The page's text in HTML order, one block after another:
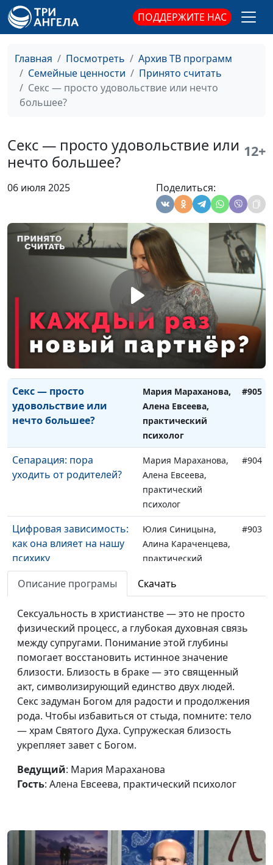
ПОДДЕРЖИТЕ НАС
Главная Посмотреть
Архив ТВ программ
Семейные ценности
Принято считать
Секс — просто удовольствие или нечто
большее?
Секс — просто удовольствие или
нечто большее?
12+
06 июля 2025 Поделиться:
практический
психолог
тебя обидел
Алена Евсеева,
практический
психолог
практический
Кем является мужчина в
Мария Мараханова,
Алена Евсеева,
практический
психолог
Роли мужчины и
Мария Мараханова,
Алена Евсеева,
практический
психолог
#907
Интимность и
духовность: есть ли
связь?
Мария Мараханова,
Алена Евсеева,
практический
психолог
#906
Секс — просто
удовольствие или
нечто большее?
Мария Мараханова,
Алена Евсеева,
практический
психолог
#905
Сепарация: пора
уходить от родителей?
Мария Мараханова,
Алена Евсеева,
практический
психолог
#904
Цифровая зависимость:
как она влияет на нашу
психику
Юлия Синицына,
Алина Караченцева,
практический
#903
психологически
устойчивым
Юлия Синицына,
Алина Караченцева,
практический
психолог
#902
Как экология влияет на
Алина Караченцева,
практический
психолог
Что такое
психосоматика и как это
лечить?
Юлия Синицына,
настоящему
практический
психолог
Описание програмы Скачать
Сексуальность в христианстве — это не просто
физический процесс, а глубокая духовная связь
между супругами. Понимание этой глубины
помогает восстановить истинное значение
близости. Близость в браке — это священный
акт, символизирующий единство двух людей.
Секс задуман Богом для радости и продолжения
рода. Чтобы избавиться от стыда, помните: тело
— храм Святого Духа. Супружеская близость
укрепляет завет с Богом.
Ведущий: Мария Мараханова
Гость: Алена Евсеева, практический психолог